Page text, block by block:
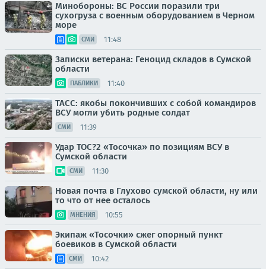
Минобороны: ВС России поразили три
сухогруза с военным оборудованием в Черном
море
СМИ 11:48
Записки ветерана: Геноцид складов в Сумской
области
ПАБЛИКИ 11:40
ТАСС: якобы покончивших с собой командиров
ВСУ могли убить родные солдат
СМИ 11:39
Удар ТОС?2 «Тосочка» по позициям ВСУ в
Сумской области
СМИ 11:30
Новая почта в Глухово сумской области, ну или
то что от нее осталось
МНЕНИЯ 10:55
Экипаж «Тосочки» сжег опорный пункт
боевиков в Сумской области
СМИ 10:42